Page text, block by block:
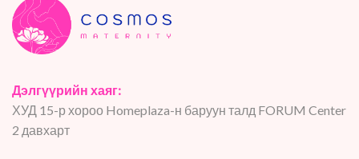
Дэлгүүрийн хаяг:
ХУД 15-р хороо Homeplaza-н баруун талд FORUM Center
2 давхарт